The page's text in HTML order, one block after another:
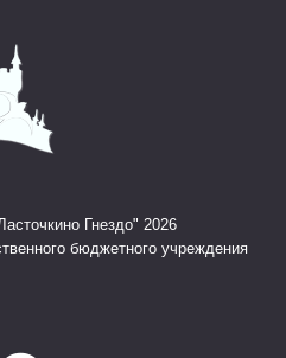
Гнездо" 2026
бюджетного учреждения